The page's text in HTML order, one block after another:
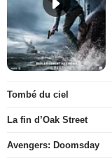
Tombé du ciel
La fin d’Oak Street
Avengers: Doomsday